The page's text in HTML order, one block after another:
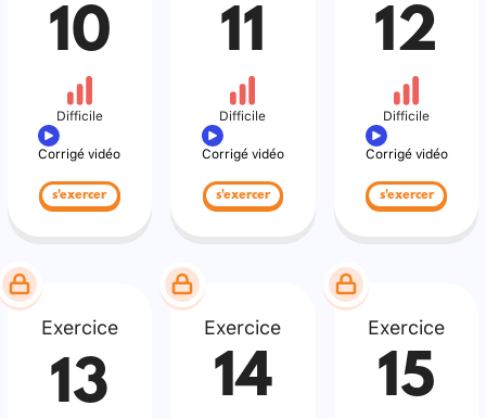
10
Difficile
Corrigé vidéo
s'exercer
11
Difficile
Corrigé vidéo
s'exercer
12
Difficile
Corrigé vidéo
s'exercer
Exercice
13
Exercice
14
Exercice
15